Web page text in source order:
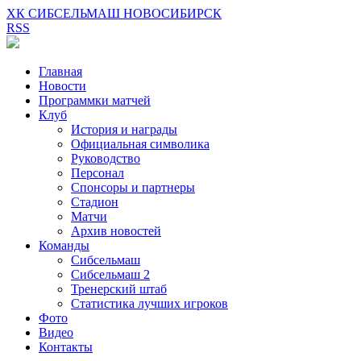
ХК СИБСЕЛЬМАШ НОВОСИБИРСК
RSS
Главная
Новости
Программки матчей
Клуб
История и награды
Официальная символика
Руководство
Персонал
Спонсоры и партнеры
Стадион
Матчи
Архив новостей
Команды
Сибсельмаш
Сибсельмаш 2
Тренерский штаб
Статистика лучших игроков
Фото
Видео
Контакты